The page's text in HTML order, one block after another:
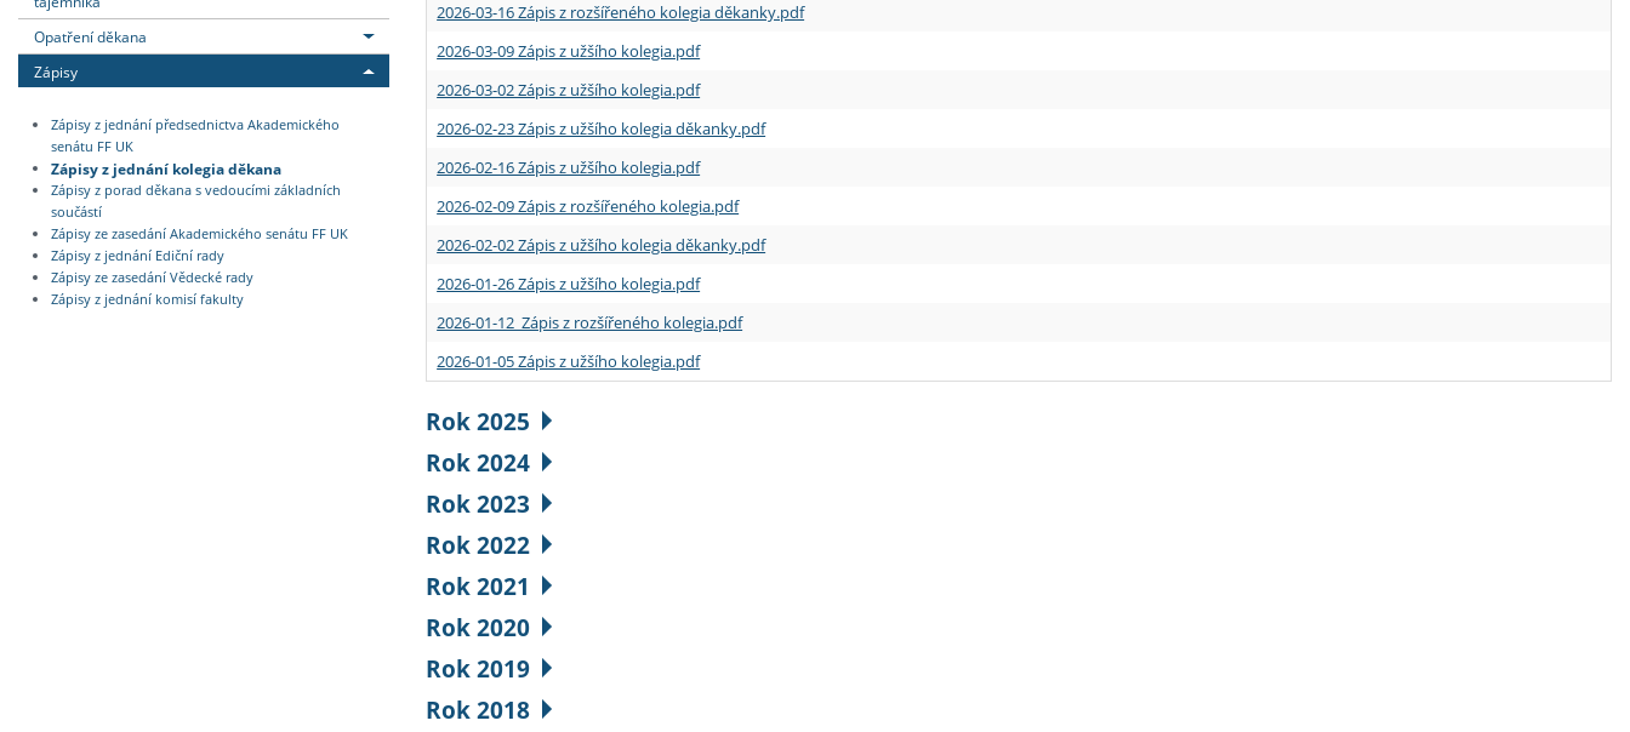
Opatření děkana
Zápisy
Zápisy z jednání předsednictva Akademického
senátu FF UK
Zápisy z jednání kolegia děkana
Zápisy z porad děkana s vedoucími základních
součástí
Zápisy ze zasedání Akademického senátu FF UK
Zápisy z jednání Ediční rady
Zápisy ze zasedání Vědecké rady
Zápisy z jednání komisí fakulty
2026-03-16 Zápis z rozšířeného kolegia děkanky.pdf
2026-03-09 Zápis z užšího kolegia.pdf
2026-03-02 Zápis z užšího kolegia.pdf
2026-02-23 Zápis z užšího kolegia děkanky.pdf
2026-02-16 Zápis z užšího kolegia.pdf
2026-02-09 Zápis z rozšířeného kolegia.pdf
2026-02-02 Zápis z užšího kolegia děkanky.pdf
2026-01-26 Zápis z užšího kolegia.pdf
2026-01-12 Zápis z rozšířeného kolegia.pdf
2026-01-05 Zápis z užšího kolegia.pdf
Rok 2025
Rok 2024
Rok 2023
Rok 2022
Rok 2021
Rok 2020
Rok 2019
Rok 2018